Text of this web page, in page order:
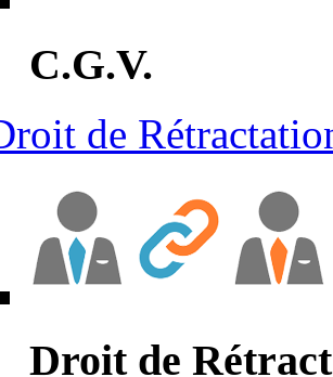
C.G.V.
de
Droit de